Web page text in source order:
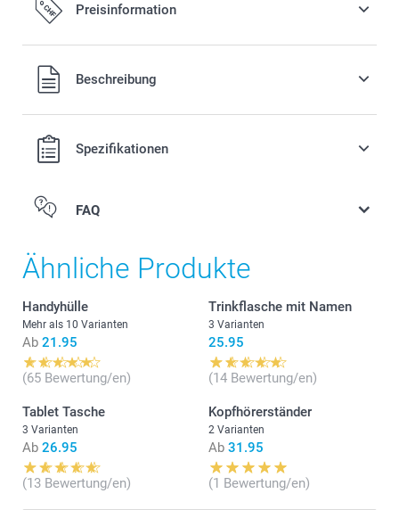
Preisinformation
Alle Preise verstehen sich in Schweizer Franken (CHF) inkl.
MwSt. und zzgl. Versandkosten.
Beschreibung
Spezifikationen
FAQ
Drehen Sie es um, so dass das untere Gehäuse nach
oben zeigt.
Ähnliche Produkte
Handyhülle
Mehr als 10 Varianten
Ab 21.95
(65 Bewertung/en)
Trinkflasche mit Namen
3 Varianten
25.95
(14 Bewertung/en)
Tablet Tasche
3 Varianten
Ab 26.95
(13 Bewertung/en)
Kopfhörerständer
2 Varianten
Ab 31.95
(1 Bewertung/en)